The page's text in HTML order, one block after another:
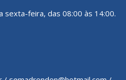
sexta-feira, das 08:00 às 14:00.